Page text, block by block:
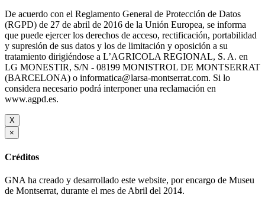
De acuerdo con el Reglamento General de Protección de Datos
(RGPD) de 27 de abril de 2016 de la Unión Europea, se informa
que puede ejercer los derechos de acceso, rectificación, portabilidad
y supresión de sus datos y los de limitación y oposición a su
tratamiento dirigiéndose a L’AGRICOLA REGIONAL, S. A. en
LG MONESTIR, S/N - 08199 MONISTROL DE MONTSERRAT
(BARCELONA) o informatica@larsa-montserrat.com. Si lo
considera necesario podrá interponer una reclamación en
www.agpd.es.
X
×
Créditos
GNA ha creado y desarrollado este website, por encargo de Museu
de Montserrat, durante el mes de Abril del 2014.